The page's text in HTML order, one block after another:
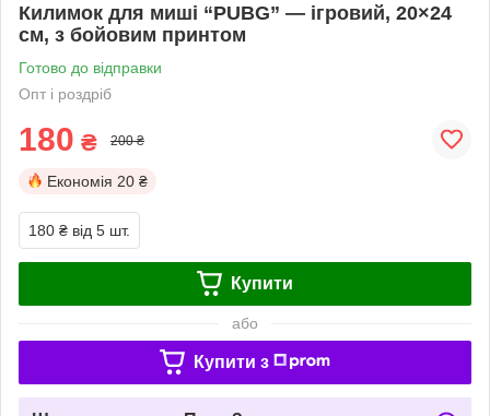
Килимок для миші “PUBG” — ігровий, 20×24
см, з бойовим принтом
Готово до відправки
Опт і роздріб
180 ₴ 200 ₴
Економія 20 ₴
180 ₴ від 5 шт.
Купити
або
Купити з